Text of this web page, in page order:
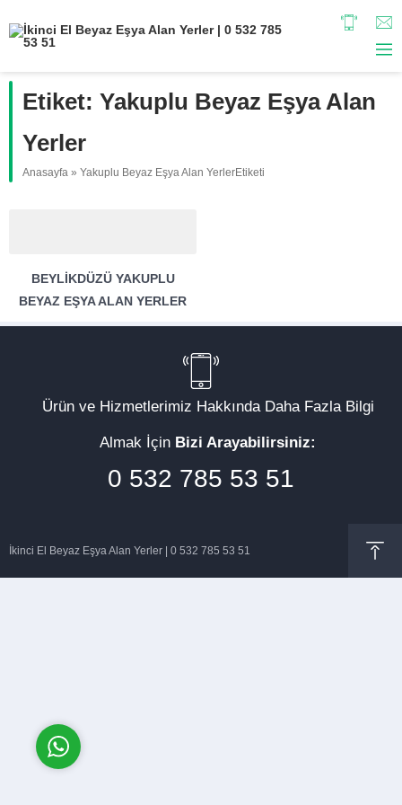
Etiket: Yakuplu Beyaz Eşya Alan
Yerler
Anasayfa » Yakuplu Beyaz Eşya Alan YerlerEtiketi
BEYLIKDÜZÜ YAKUPLU
BEYAZ EŞYA ALAN YERLER
Ürün ve Hizmetlerimiz Hakkında Daha Fazla Bilgi
Almak İçin Bizi Arayabilirsiniz:
0 532 785 53 51
İkinci El Beyaz Eşya Alan Yerler | 0 532 785 53 51